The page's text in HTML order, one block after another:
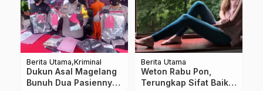
Berita Utama Kriminal
Dukun Asal Magelang
Bunuh Dua Pasiennya
Berita Utama
Weton Rabu Pon,
Terungkap Sifat Baik